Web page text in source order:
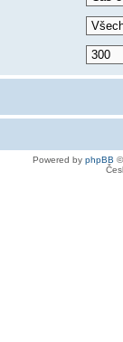
Powered by phpBB